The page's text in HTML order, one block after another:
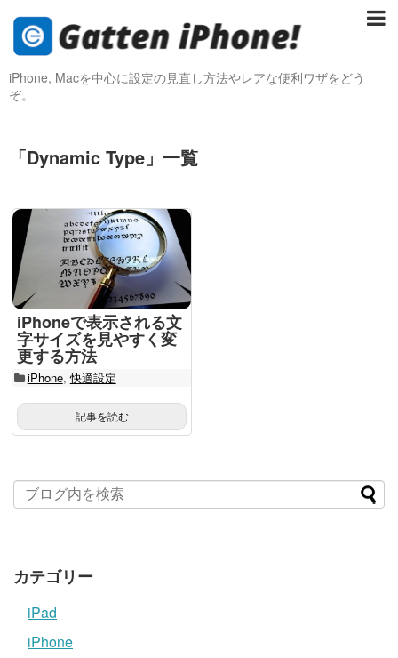
iPhone, Macを中心に設定の見直し方法やレアな便利ワザをどう
ぞ。
「Dynamic Type 」 一覧
iPhoneで表示される文
字サイズを見やすく変
更する方法
iPhone,快適設定
記事を読む
カテゴリー
iPad
iPhone